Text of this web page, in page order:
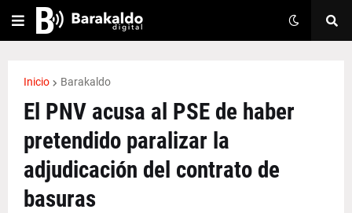
Inicio Barakaldo
El PNV acusa al PSE de haber
pretendido paralizar la
adjudicación del contrato de
basuras